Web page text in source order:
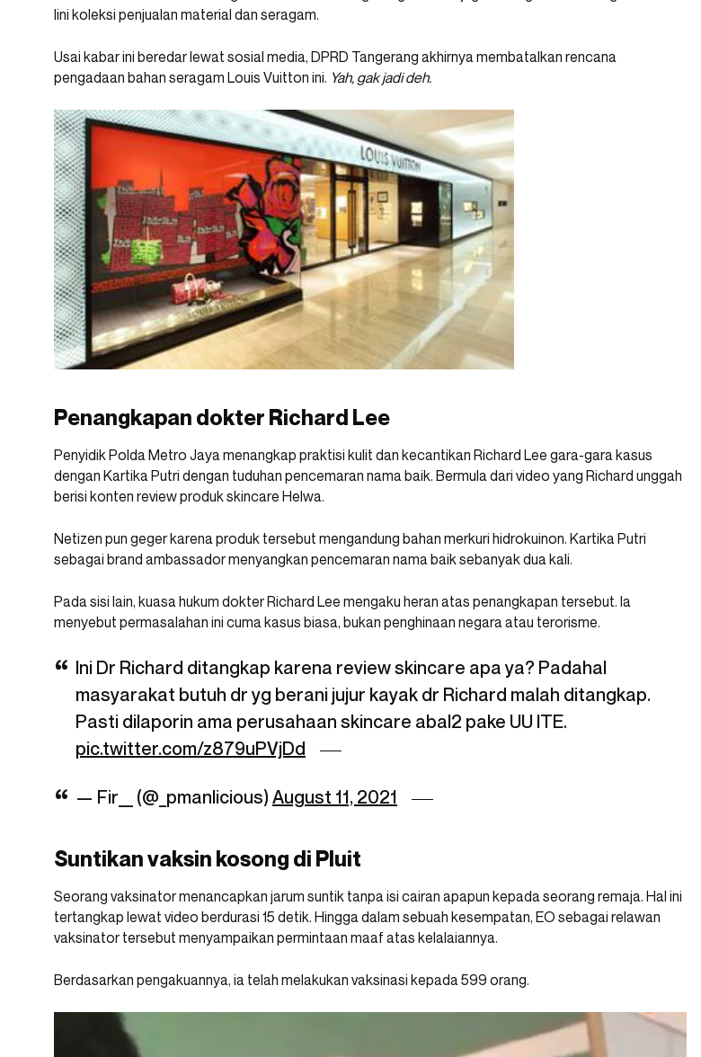
lini koleksi penjualan material dan seragam.
Usai kabar ini beredar lewat sosial media, DPRD Tangerang akhirnya membatalkan rencana
pengadaan bahan seragam Louis Vuitton ini. Yah, gak jadi deh.
Penangkapan dokter Richard Lee
Penyidik Polda Metro Jaya menangkap praktisi kulit dan kecantikan Richard Lee gara-gara kasus
dengan Kartika Putri dengan tuduhan pencemaran nama baik. Bermula dari video yang Richard unggah
berisi konten review produk skincare Helwa.
Netizen pun geger karena produk tersebut mengandung bahan merkuri hidrokuinon. Kartika Putri
sebagai brand ambassador menyangkan pencemaran nama baik sebanyak dua kali.
Pada sisi lain, kuasa hukum dokter Richard Lee mengaku heran atas penangkapan tersebut. Ia
menyebut permasalahan ini cuma kasus biasa, bukan penghinaan negara atau terorisme.
Ini Dr Richard ditangkap karena review skincare apa ya? Padahal
masyarakat butuh dr yg berani jujur kayak dr Richard malah ditangkap.
Pasti dilaporin ama perusahaan skincare abal2 pake UU ITE.
pic.twitter.com/z879uPVjDd
— Fir__ (@_pmanlicious) August 11, 2021
Suntikan vaksin kosong di Pluit
Seorang vaksinator menancapkan jarum suntik tanpa isi cairan apapun kepada seorang remaja. Hal ini
tertangkap lewat video berdurasi 15 detik. Hingga dalam sebuah kesempatan, EO sebagai relawan
vaksinator tersebut menyampaikan permintaan maaf atas kelalaiannya.
Berdasarkan pengakuannya, ia telah melakukan vaksinasi kepada 599 orang.